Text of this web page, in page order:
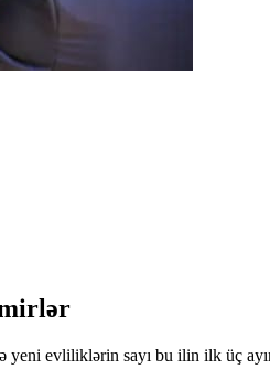
evliliklərin sayı bu ilin ilk üç